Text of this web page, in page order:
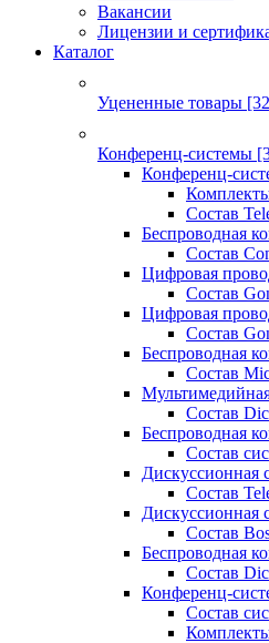
Вакансии
Лицензии и
Каталог
Уцененные товары
Конференц-системы
Конференц-
Состав
Беспроводная
Состав
Цифровая
Состав
Цифровая
Состав
Беспроводная
Состав
Состав
Беспроводная
Состав
Дискуссионная
Состав
Дискуссионная
Состав
Беспроводная
Состав
Конференц-
Состав